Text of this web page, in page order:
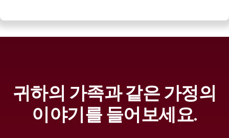
귀하의 가족과 같은 가정의
이야기를 들어보세요.